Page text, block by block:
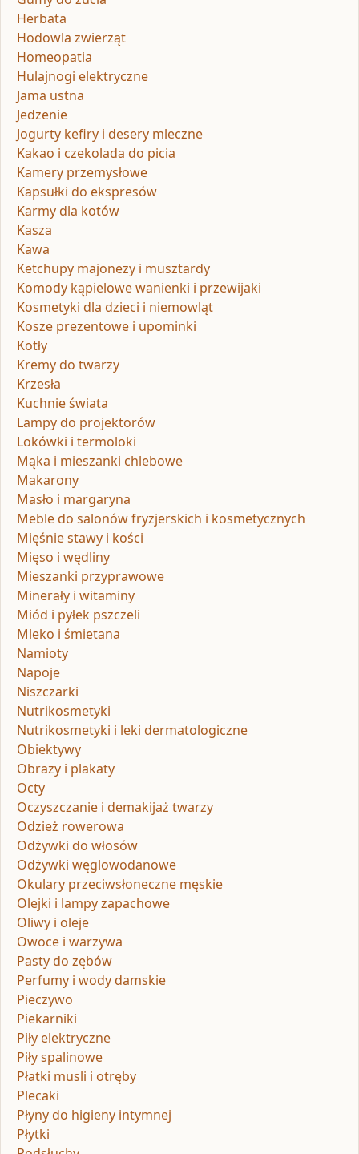
Herbata
Hodowla zwierząt
Homeopatia
Hulajnogi elektryczne
Jama ustna
Jedzenie
Jogurty kefiry i desery mleczne
Kakao i czekolada do picia
Kamery przemysłowe
Kapsułki do ekspresów
Karmy dla kotów
Kasza
Kawa
Ketchupy majonezy i musztardy
Komody kąpielowe wanienki i przewijaki
Kosmetyki dla dzieci i niemowląt
Kosze prezentowe i upominki
Kotły
Kremy do twarzy
Krzesła
Kuchnie świata
Lampy do projektorów
Lokówki i termoloki
Mąka i mieszanki chlebowe
Makarony
Masło i margaryna
Meble do salonów fryzjerskich i kosmetycznych
Mięśnie stawy i kości
Mięso i wędliny
Mieszanki przyprawowe
Minerały i witaminy
Miód i pyłek pszczeli
Mleko i śmietana
Namioty
Napoje
Niszczarki
Nutrikosmetyki
Nutrikosmetyki i leki dermatologiczne
Obiektywy
Obrazy i plakaty
Octy
Oczyszczanie i demakijaż twarzy
Odzież rowerowa
Odżywki do włosów
Odżywki węglowodanowe
Okulary przeciwsłoneczne męskie
Olejki i lampy zapachowe
Oliwy i oleje
Owoce i warzywa
Pasty do zębów
Perfumy i wody damskie
Pieczywo
Piekarniki
Piły elektryczne
Piły spalinowe
Płatki musli i otręby
Plecaki
Płyny do higieny intymnej
Płytki